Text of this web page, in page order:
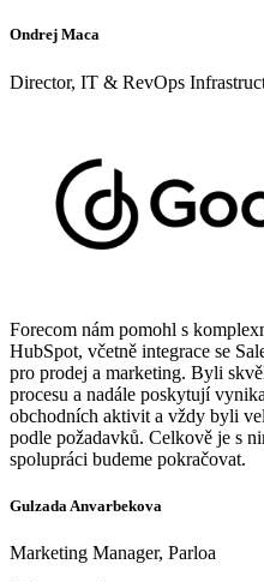
Ondrej Maca
Director, IT & RevOps
Forecom nám pomohl s
HubSpot, včetně integrace se
pro prodej a marketing. Byli
procesu a nadále poskytují
obchodních aktivit a vždy byli
podle požadavků. Celkově je s
spolupráci budeme pokračovat.
Gulzada Anvarbekova
Marketing Manager, Parloa